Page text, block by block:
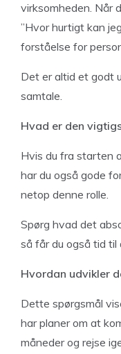
virksomheden. Når
”Hvor hurtigt kan
forståelse for
Det er altid et godt
samtale.
Hvad er den
Hvis du fra starten
har du også gode
netop denne rolle.
Spørg hvad det
så får du også tid
Hvordan udvikler
Dette spørgsmål
har planer om at
måneder og rejse